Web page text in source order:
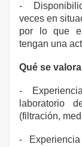
-
veces en
por lo que
tengan una
Qué se
- Experiencia
laboratorio
(filtración,
- Experiencia